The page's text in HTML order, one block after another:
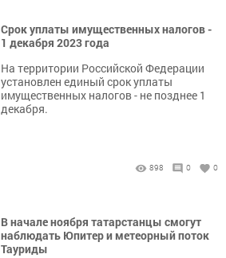
Срок уплаты имущественных налогов -
1 декабря 2023 года
На территории Российской Федерации
установлен единый срок уплаты
имущественных налогов - не позднее 1
декабря.
898 0 0
В начале ноября татарстанцы смогут
наблюдать Юпитер и метеорный поток
Тауриды